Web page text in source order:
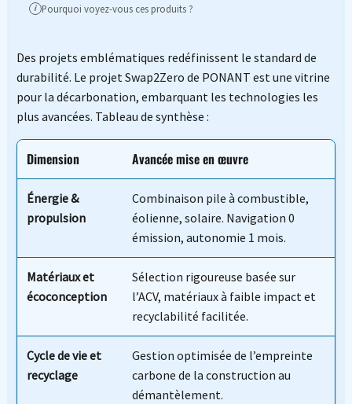
i Pourquoi voyez-vous ces produits ?
Des projets emblématiques redéfinissent le standard de
durabilité. Le projet Swap2Zero de PONANT est une vitrine
pour la décarbonation, embarquant les technologies les
plus avancées. Tableau de synthèse :
Dimension Avancée mise en œuvre
Énergie &
propulsion
Combinaison pile à combustible,
éolienne, solaire. Navigation 0
émission, autonomie 1 mois.
Matériaux et
écoconception
Sélection rigoureuse basée sur
l’ACV, matériaux à faible impact et
recyclabilité facilitée.
Cycle de vie et
recyclage
Gestion optimisée de l’empreinte
carbone de la construction au
démantèlement.